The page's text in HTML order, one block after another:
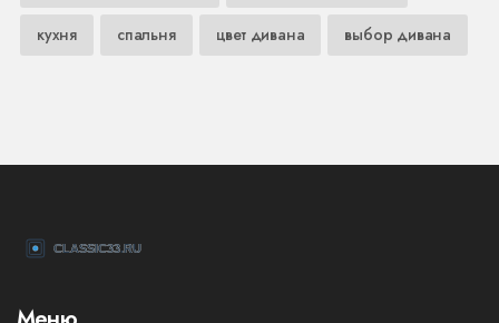
кухня спальня цвет дивана выбор дивана